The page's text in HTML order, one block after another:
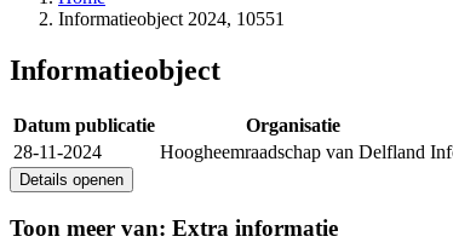
Informatieobject 2024, 10551
Informatieobject
Datum publicatie Organisatie
28-11-2024
Hoogheemraadschap van Delfland
Details openen
Toon meer van: Extra informatie